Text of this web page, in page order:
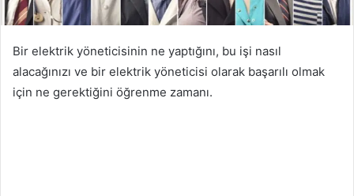
Bir elektrik yöneticisinin ne yaptığını, bu işi nasıl
alacağınızı ve bir elektrik yöneticisi olarak başarılı olmak
için ne gerektiğini öğrenme zamanı.